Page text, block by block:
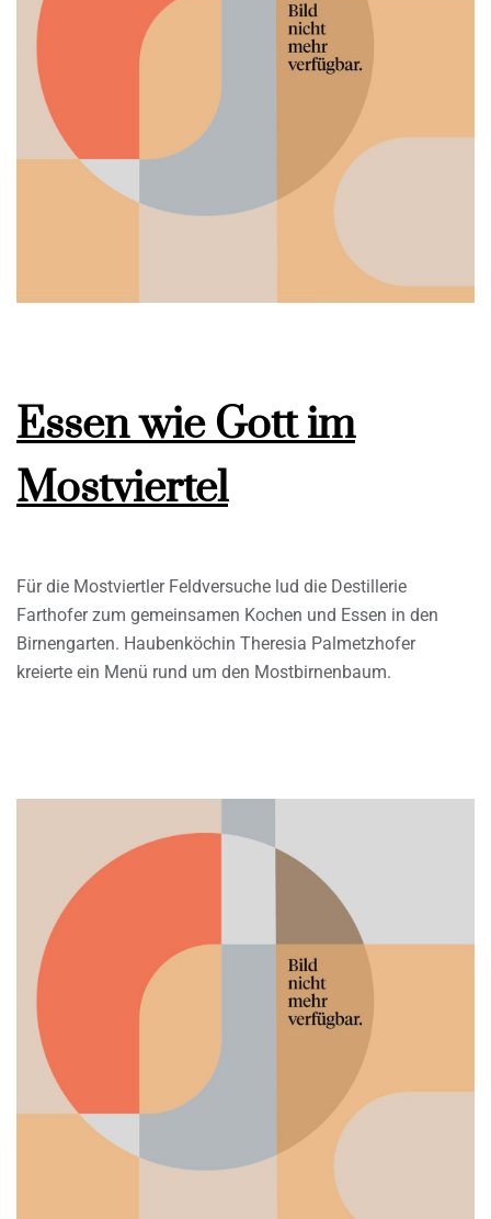
Essen wie Gott im
Mostviertel
Für die Mostviertler Feldversuche lud die Destillerie
Farthofer zum gemeinsamen Kochen und Essen in den
Birnengarten. Haubenköchin Theresia Palmetzhofer
kreierte ein Menü rund um den Mostbirnenbaum.